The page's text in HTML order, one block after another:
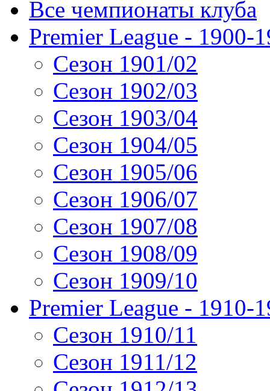
Все чемпионаты клуба
Premier League - 1900-
Сезон 1901/02
Сезон 1902/03
Сезон 1903/04
Сезон 1904/05
Сезон 1905/06
Сезон 1906/07
Сезон 1907/08
Сезон 1908/09
Сезон 1909/10
Premier League - 1910-
Сезон 1910/11
Сезон 1911/12